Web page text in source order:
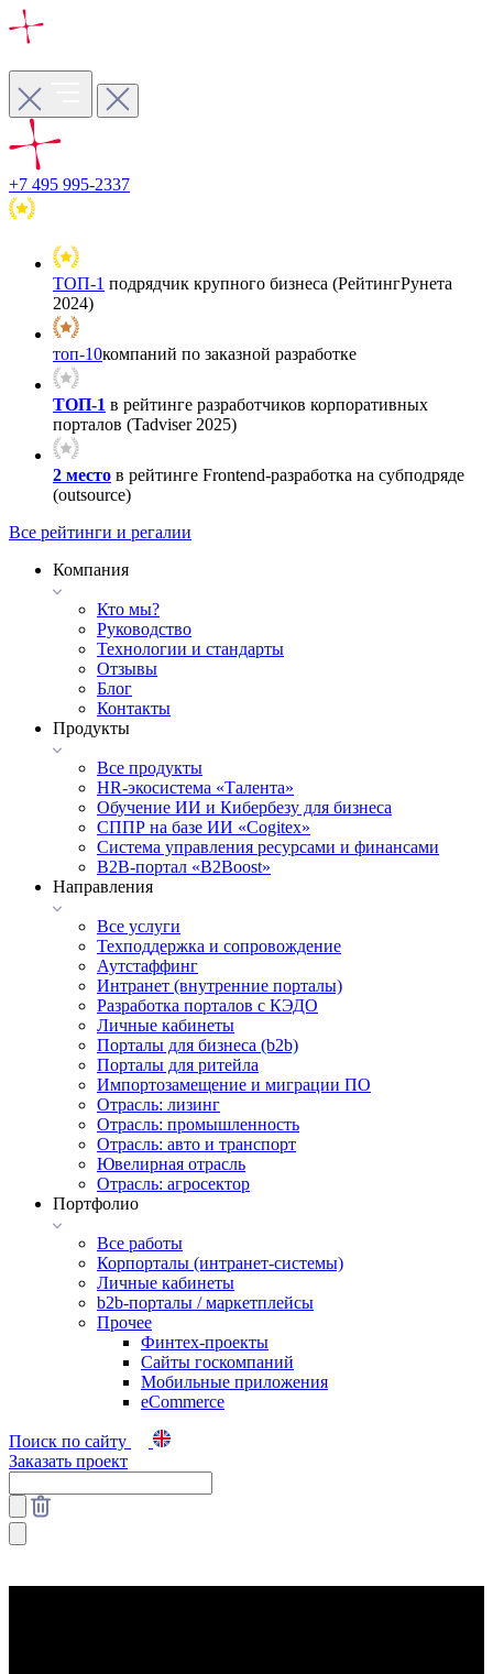
+7 495 995-2337
ТОП-1 подрядчик крупного бизнеса (РейтингРунета
2024)
топ-10компаний по заказной разработке
ТОП-1 в рейтинге разработчиков корпоративных
порталов (Tadviser 2025)
2 место в рейтинге Frontend-разработка на субподряде
(outsource)
Все рейтинги и регалии
Компания
Кто мы?
Руководство
Технологии и стандарты
Отзывы
Блог
Контакты
Продукты
Все продукты
HR-экосистема «Талента»
Обучение ИИ и Кибербезу для бизнеса
СППР на базе ИИ «Cogitex»
Система управления ресурсами и финансами
B2B-портал «B2Boost»
Направления
Все услуги
Техподдержка и сопровождение
Аутстаффинг
Интранет (внутренние порталы)
Разработка порталов с КЭДО
Личные кабинеты
Порталы для бизнеса (b2b)
Порталы для ритейла
Импортозамещение и миграции ПО
Отрасль: лизинг
Отрасль: промышленность
Отрасль: авто и транспорт
Ювелирная отрасль
Отрасль: агросектор
Портфолио
Все работы
Корпорталы (интранет-системы)
Личные кабинеты
b2b-порталы / маркетплейсы
Прочее
Финтех-проекты
Сайты госкомпаний
Мобильные приложения
eCommerce
Поиск по сайту
Заказать проект